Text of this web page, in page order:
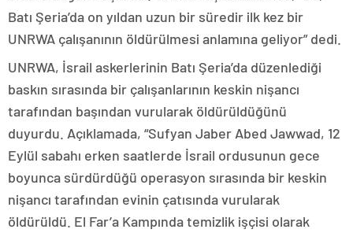
Batı Şeria’da on yıldan uzun bir süredir ilk kez bir
UNRWA çalışanının öldürülmesi anlamına geliyor” dedi.
UNRWA, İsrail askerlerinin Batı Şeria’da düzenlediği
baskın sırasında bir çalışanlarının keskin nişancı
tarafından başından vurularak öldürüldüğünü
duyurdu. Açıklamada, “Sufyan Jaber Abed Jawwad, 12
Eylül sabahı erken saatlerde İsrail ordusunun gece
boyunca sürdürdüğü operasyon sırasında bir keskin
nişancı tarafından evinin çatısında vurularak
öldürüldü. El Far’a Kampında temizlik işçisi olarak